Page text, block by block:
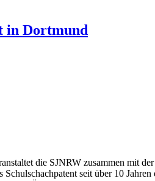
in Dortmund
die SJNRW zusammen mit
Schulschachpatent seit über 10